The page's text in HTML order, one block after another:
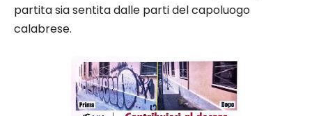
partita sia sentita dalle parti del capoluogo
calabrese.